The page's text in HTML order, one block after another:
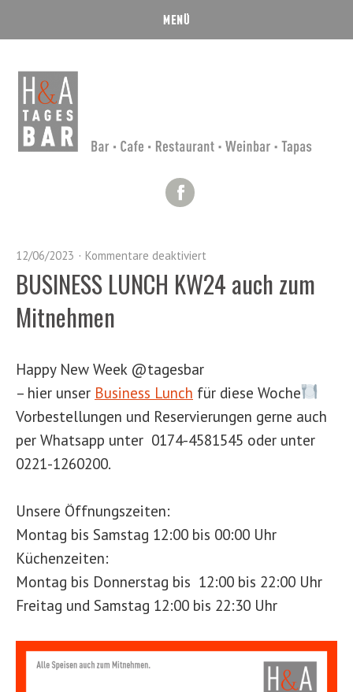
Facebook
12/06/2023 Kommentare deaktiviert
BUSINESS LUNCH KW24 auch zum
Mitnehmen
Happy New Week @tagesbar
– hier unser Business Lunch für diese Woche
Vorbestellungen und Reservierungen gerne auch
per Whatsapp unter 0174-4581545 oder unter
0221-1260200.
Unsere Öffnungszeiten:
Montag bis Samstag 12:00 bis 00:00 Uhr
Küchenzeiten:
Montag bis Donnerstag bis 12:00 bis 22:00 Uhr
Freitag und Samstag 12:00 bis 22:30 Uhr